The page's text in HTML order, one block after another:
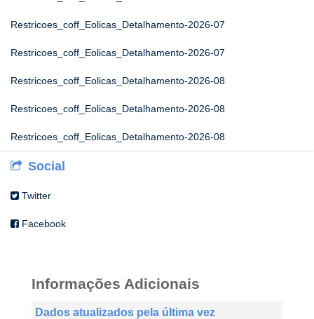
Restricoes_coff_Eolicas_Detalhamento-2026-07
Restricoes_coff_Eolicas_Detalhamento-2026-07
Restricoes_coff_Eolicas_Detalhamento-2026-08
Restricoes_coff_Eolicas_Detalhamento-2026-08
Restricoes_coff_Eolicas_Detalhamento-2026-08
Social
Twitter
Facebook
Informações Adicionais
Dados atualizados pela última vez